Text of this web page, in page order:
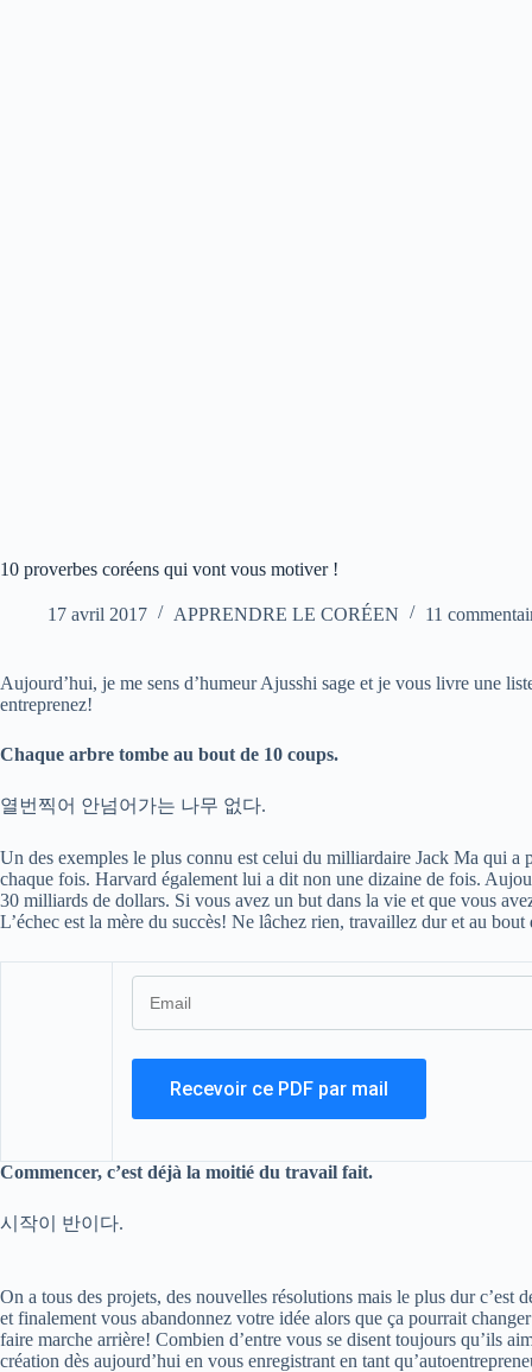
10 proverbes coréens qui vont vous motiver !
17 avril 2017 APPRENDRE LE CORÉEN 11
Aujourd’hui, je me sens d’humeur Ajusshi sage et je vous livre une
entreprenez!
Chaque arbre tombe au bout de 10 coups.
열번찍어 안넘어가는 나무 없다.
Un des exemples le plus connu est celui du milliardaire Jack Ma qui a
chaque fois. Harvard également lui a dit non une dizaine de fois.
30 milliards de dollars. Si vous avez un but dans la vie et que vous
L’échec est la mère du succès! Ne lâchez rien, travaillez dur et au
Commencer, c’est déjà la moitié du travail fait.
시작이 반이다.
On a tous des projets, des nouvelles résolutions mais le plus dur
et finalement vous abandonnez votre idée alors que ça pourrait
faire marche arrière! Combien d’entre vous se disent toujours qu’ils
création dès aujourd’hui en vous enregistrant en tant